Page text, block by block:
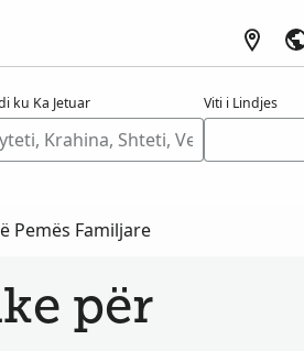
ku Ka Jetuar Viti i Lindjes
Pemës Familjare
për